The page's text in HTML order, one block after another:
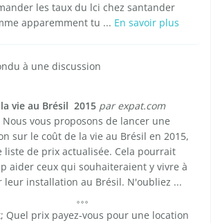
les taux du lci chez santander
apparemment tu ... En savoir plus
à une discussion
vie au Brésil  2015 par expat.com
vous proposons de lancer une
sur le coût de la vie au Brésil en 2015,
liste de prix actualisée. Cela pourrait
aider ceux qui souhaiteraient y vivre à
leur installation au Brésil. N'oubliez ...
Quel prix payez-vous pour une location